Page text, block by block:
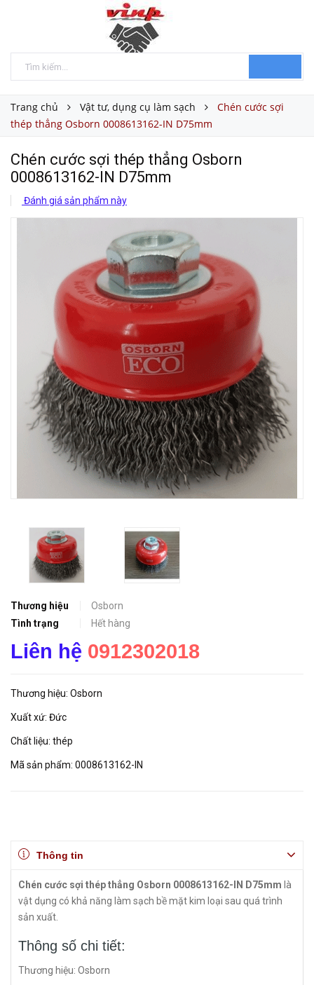
Trang chủ Vật tư, dụng cụ làm sạch
Chén cước sợi
thép thẳng Osborn 0008613162-IN D75mm
Chén cước sợi thép thẳng Osborn
0008613162-IN D75mm
Đánh giá sản phẩm này
Thương hiệu
Osborn
Tình trạng
Hết hàng
Liên hệ 0912302018
Thương hiệu: Osborn
Xuất xứ: Đức
Chất liệu: thép
Mã sản phẩm: 0008613162-IN
Thông tin
Chén cước sợi thép thẳng Osborn 0008613162-IN D75mm là
vật dụng có khả năng làm sạch bề mặt kim loại sau quá trình
sản xuất.
Thông số chi tiết:
Thương hiệu: Osborn